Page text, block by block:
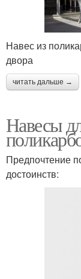
Навес из
двора
читать дальше →
Навесы
Предпочтение
достоинств: